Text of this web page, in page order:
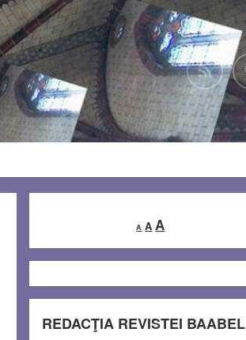
A
Decrease
font
A Reset
AIncrease
font
REDACŢIA REVISTEI BAABEL